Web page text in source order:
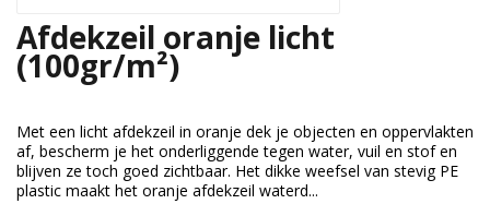
Afdekzeil oranje licht
(100gr/m²)
Met een licht afdekzeil in oranje dek je objecten en oppervlakten
af, bescherm je het onderliggende tegen water, vuil en stof en
blijven ze toch goed zichtbaar. Het dikke weefsel van stevig PE
plastic maakt het oranje afdekzeil waterd...